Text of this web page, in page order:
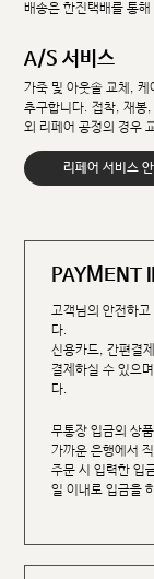
배송은 한진택배를 통
A/S 서비스
가죽 및 아웃솔 교체,
추구합니다. 접착, 재봉
외 리페어 공정의 경우
리페어 서비스
PAYMENT
고객님의 안전하
다.
신용카드, 간편결
결제하실 수 있으
다.
무통장 입금의 상
가까운 은행에서
주문 시 입력한 입
일 이내로 입금을